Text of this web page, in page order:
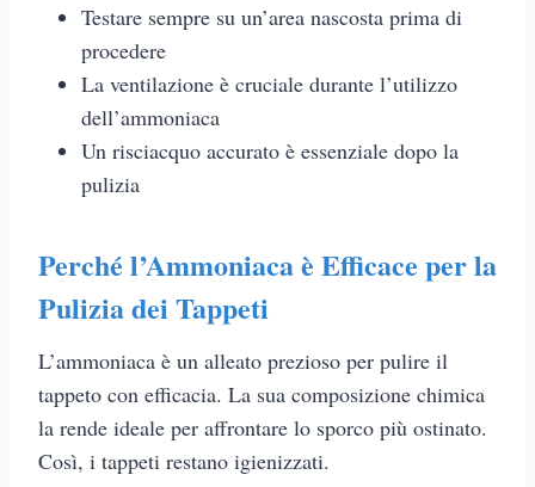
Testare sempre su un’area nascosta prima di
procedere
La ventilazione è cruciale durante l’utilizzo
dell’ammoniaca
Un risciacquo accurato è essenziale dopo la
pulizia
Perché l’Ammoniaca è Efficace per la
Pulizia dei Tappeti
L’ammoniaca è un alleato prezioso per pulire il
tappeto con efficacia. La sua composizione chimica
la rende ideale per affrontare lo sporco più ostinato.
Così, i tappeti restano igienizzati.